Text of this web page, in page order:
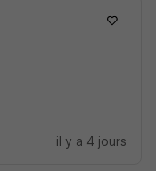
il y a 4 jours